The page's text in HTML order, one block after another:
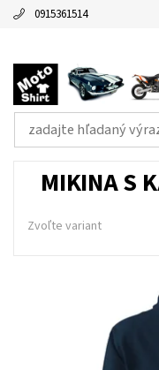
0915361514
MIKINA S
Zvoľte variant